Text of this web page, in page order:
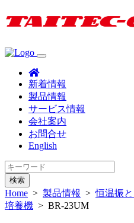
新着情報
製品情報
サービス情報
会社案内
お問合せ
English
検索
Home > 製品情報 >恒温振
培養機 > BR-23UM